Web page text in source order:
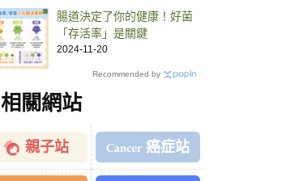
腸道決定了你的健康！好菌
「存活率」是關鍵
2024-11-20
Recommended by
相關網站
親子站 癌症站